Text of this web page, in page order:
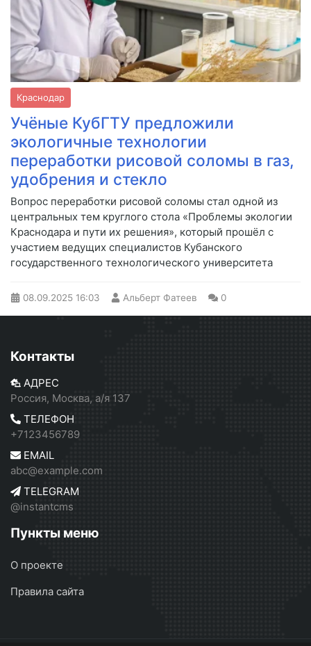
Краснодар
Учёные КубГТУ предложили
экологичные технологии
переработки рисовой соломы в газ,
удобрения и стекло
Вопрос переработки рисовой соломы стал одной из
центральных тем круглого стола «Проблемы экологии
Краснодара и пути их решения», который прошёл с
участием ведущих специалистов Кубанского
государственного технологического университета
08.09.2025 16:03 Альберт Фатеев 0
Контакты
АДРЕС
Россия, Москва, а/я 137
ТЕЛЕФОН
+7123456789
EMAIL
abc@example.com
TELEGRAM
@instantcms
Пункты меню
О проекте
Правила сайта